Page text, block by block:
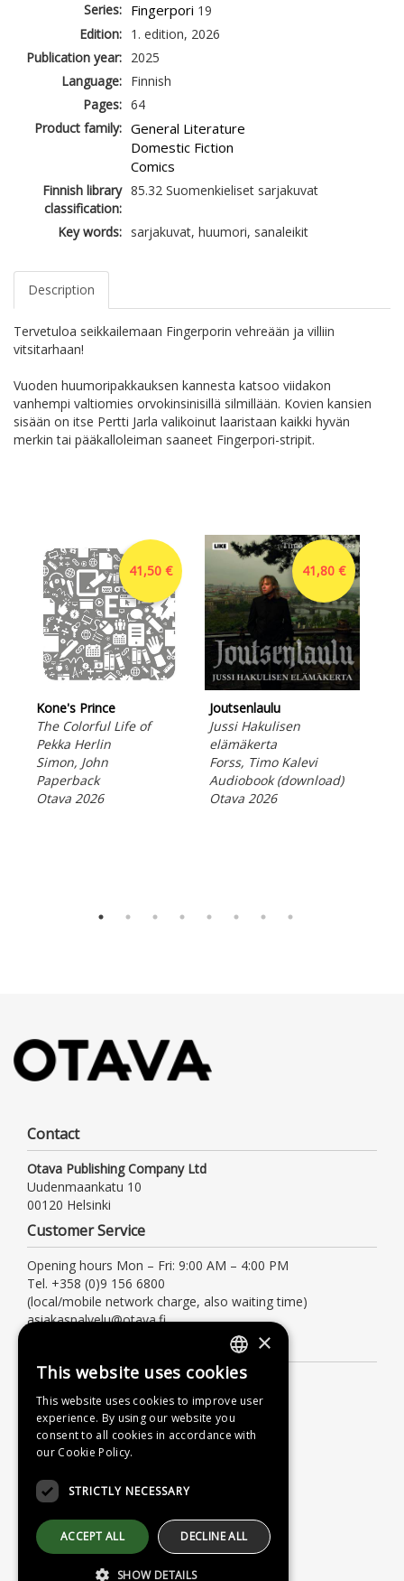
Series: Fingerpori 19
Edition: 1. edition, 2026
Publication year: 2025
Language: Finnish
Pages: 64
Product family: General Literature
Domestic Fiction
Comics
Finnish library
classification:
85.32 Suomenkieliset sarjakuvat
Key words: sarjakuvat, huumori, sanaleikit
Description
Tervetuloa seikkailemaan Fingerporin vehreään ja villiin
vitsitarhaan!
Vuoden huumoripakkauksen kannesta katsoo viidakon
vanhempi valtiomies orvokinsinisillä silmillään. Kovien kansien
sisään on itse Pertti Jarla valikoinut laaristaan kaikki hyvän
merkin tai pääkalloleiman saaneet Fingerpori-stripit.
41,50 €
Kone's Prince
The Colorful Life of
Pekka Herlin
Simon, John
Paperback
Otava 2026
41,80 €
Joutsenlaulu
Jussi Hakulisen
elämäkerta
Forss, Timo Kalevi
Audiobook (download)
Otava 2026
Contact
Otava Publishing Company Ltd
Uudenmaankatu 10
00120 Helsinki
Customer Service
Opening hours Mon – Fri: 9:00 AM – 4:00 PM
Tel. +358 (0)9 156 6800
(local/mobile network charge, also waiting time)
asiakaspalvelu@otava.fi
Terms of delivery
Instructions
Privacy Policy
Accessibility Statement
FINNISH
SWEDISH
ENGLISH
×
This website uses cookies
This website uses cookies to improve user
experience. By using our website you
consent to all cookies in accordance with
our Cookie Policy.
STRICTLY NECESSARY
ACCEPT ALL DECLINE ALL
SHOW DETAILS